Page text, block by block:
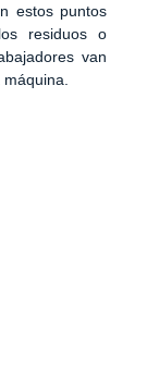
estos puntos
residuos o
van